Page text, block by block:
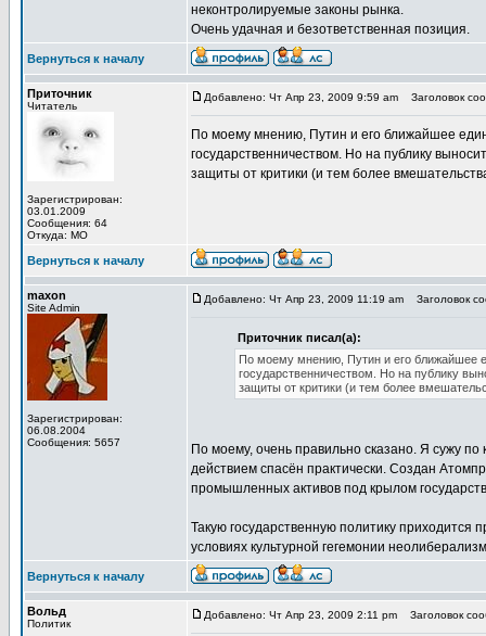
неконтролируемые законы рынка.
Очень удачная и безответственная позиция.
Вернуться к началу
Приточник
Читатель
Зарегистрирован:
03.01.2009
Сообщения: 64
Откуда: МО
Добавлено: Чт Апр 23, 2009 9:59 am Заголовок
По моему мнению, Путин и его ближайшее
государственничеством. Но на публику
защиты от критики (и тем более
Вернуться к началу
maxon
Site Admin
Зарегистрирован:
06.08.2004
Сообщения: 5657
Добавлено: Чт Апр 23, 2009 11:19 am Заголовок
Приточник писал(а):
По моему мнению, Путин и его ближайшее
государственничеством. Но на публику
защиты от критики (и тем более
По моему, очень правильно сказано. Я сужу
действием спасён практически. Создан
промышленных активов под крылом
Такую государственную политику приходится
условиях культурной гегемонии
Вернуться к началу
Вольд
Политик
Добавлено: Чт Апр 23, 2009 2:11 pm Заголовок